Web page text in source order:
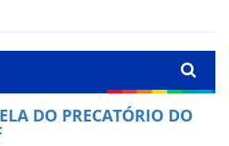
DO PRECATÓRIO DO